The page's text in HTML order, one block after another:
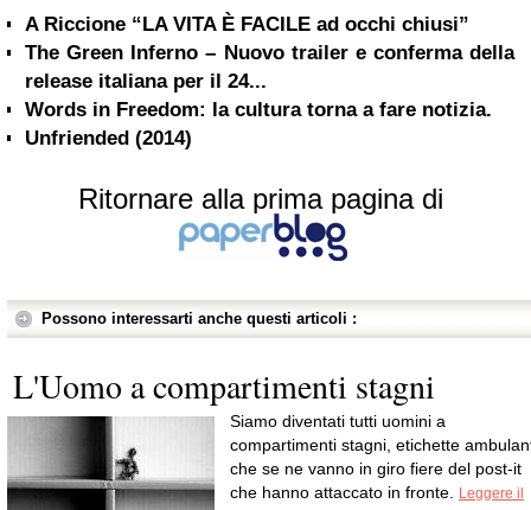
A Riccione “LA VITA È FACILE ad occhi chiusi”
The Green Inferno – Nuovo trailer e conferma della
release italiana per il 24...
Words in Freedom: la cultura torna a fare notizia.
Unfriended (2014)
Ritornare alla prima pagina di
Possono interessarti anche questi articoli :
L'Uomo a compartimenti stagni
Siamo diventati tutti uomini a
compartimenti stagni, etichette
che se ne vanno in giro fiere del post-it
che hanno attaccato in fronte.
Leggere il